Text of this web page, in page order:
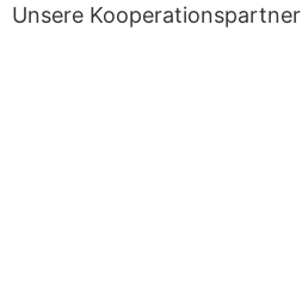
Unsere Kooperationspartner